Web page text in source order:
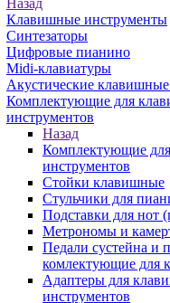
Назад
Клавишные инструменты
Синтезаторы
Цифровые пианино
Midi-клавиатуры
Акустические
Комплектующие для
инструментов
Назад
Комплектующие
инструментов
Стойки клавишные
Стульчики для
Подставки для нот
Метрономы и
Педали сустейна и
комлектующие для
Адаптеры для
инструментов